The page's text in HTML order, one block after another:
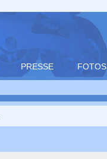
PRESSE FOTOS